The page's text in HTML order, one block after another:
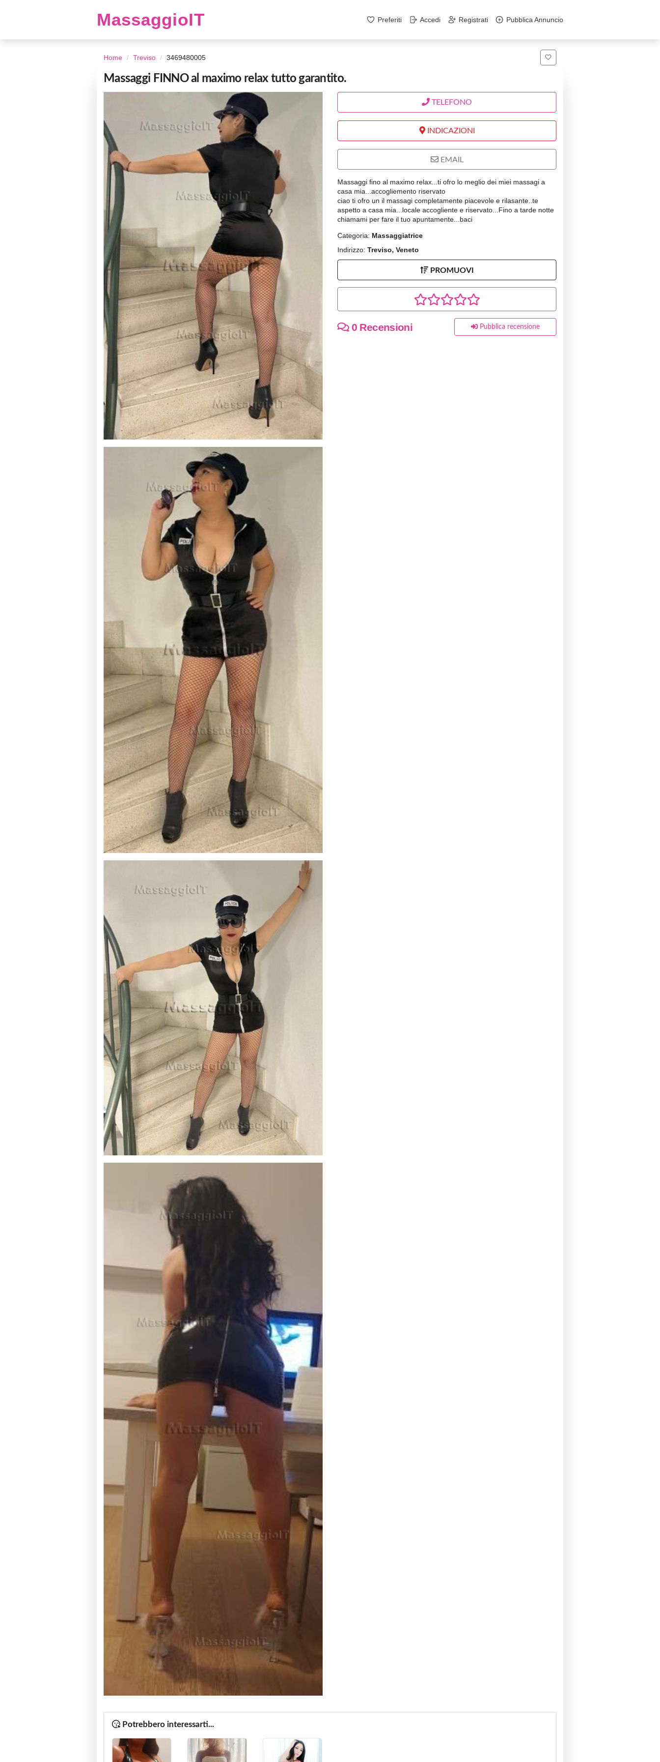
MassaggioIT Preferiti Accedi Registrati Pubblica Annuncio
Home Treviso 3469480005
Massaggi FINNO al maximo relax tutto garantito.
TELEFONO
INDICAZIONI
EMAIL
Massaggi fino al maximo relax...ti ofro lo meglio dei miei massagi a
casa mia...accogliemento riservato
ciao ti ofro un il massagi completamente piacevole e rilasante..te
aspetto a casa mia...locale accogliente e riservato...Fino a tarde notte
chiamami per fare il tuo apuntamente...baci
Categoria: Massaggiatrice
Indirizzo: Treviso, Veneto
PROMUOVI
0 Recensioni Pubblica recensione
Potrebbero interessarti...